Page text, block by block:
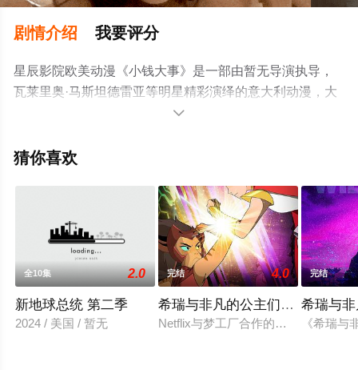
剧情介绍 我要评分
星辰影院欧美动漫《小钱大事》是一部由暂无导演执导，
瓦莱里奥·马斯坦德雷亚等明星精彩演绎的意大利动漫，大
结局剧情已揭晓（1-8全集），手机免费观看高清无删减完
动漫、电视猫或剧情网等平台了解。

猜你喜欢
全10集 2.0
新地球总统 第二季
2024 / 美国 / 暂无
完结 4.0
希瑞与非凡的公主们第二季
Netflix与梦工厂合作的动画剧集《非
完结
希瑞与
《希瑞